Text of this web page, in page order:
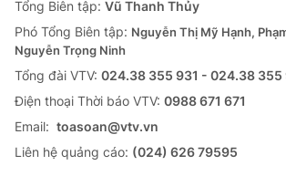
® Cấm sao chép dưới mọi hình thức nếu
thuận bằng văn bản. Ghi rõ nguồn VTV.vn khi
Tổng Biên tập: Vũ Thanh Thủy
Phó Tổng Biên tập: Nguyễn Thị Mỹ Hạnh,
Nguyễn Trọng Ninh
Tổng đài VTV: 024.38 355 931 - 024.38 355
Ðiện thoại Thời báo VTV: 0988 671 671
Email: toasoan@vtv.vn
Liên hệ quảng cáo: (024) 626 79595